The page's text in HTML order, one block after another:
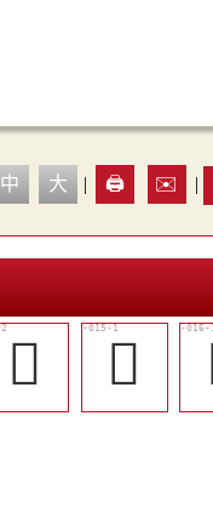
中 大 | 🖨️ ✉️ |
𨻪 󶘦